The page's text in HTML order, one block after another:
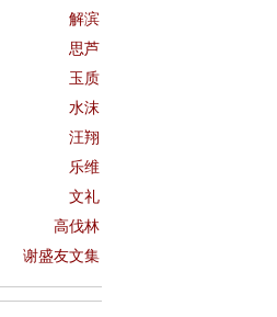
解滨
思芦
玉质
水沫
汪翔
乐维
文礼
高伐林
谢盛友文集